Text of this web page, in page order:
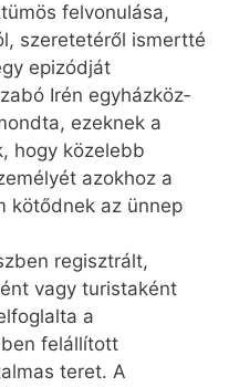
felvonulása,
szeretetéről ismertté
epizódját
Irén egyházköz­
ezeknek a
hogy közelebb
azokhoz a
kötődnek az ünnep
regisztrált,
vagy turistaként
a
felállított
teret. A